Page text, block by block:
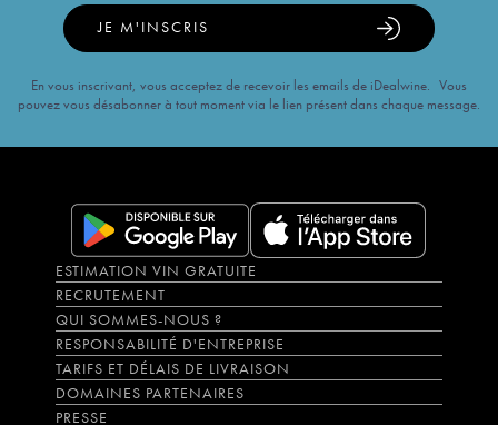
JE M'INSCRIS
En vous inscrivant, vous acceptez de recevoir les emails de iDealwine. Vous
pouvez vous désabonner à tout moment via le lien présent dans chaque message.
ESTIMATION VIN GRATUITE
RECRUTEMENT
QUI SOMMES-NOUS ?
RESPONSABILITÉ D'ENTREPRISE
TARIFS ET DÉLAIS DE LIVRAISON
DOMAINES PARTENAIRES
PRESSE